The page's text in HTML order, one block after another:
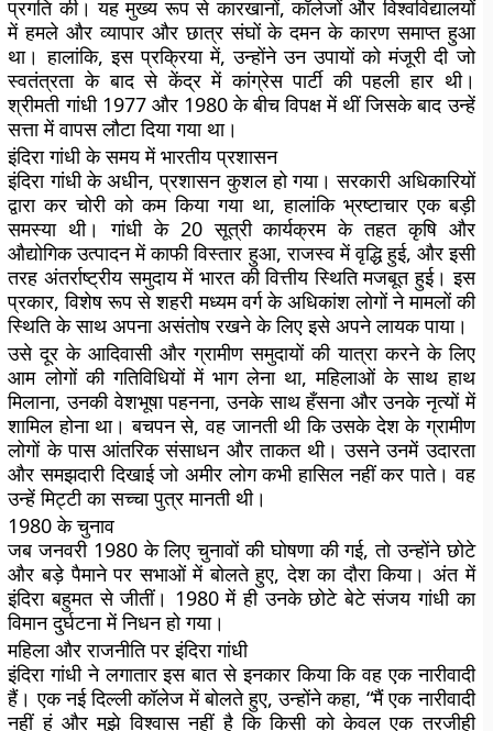
प्रगति की। यह मुख्य रूप से कारखानों, कॉलेजों और विश्वविद्यालयों
में हमले और व्यापार और छात्र संघों के दमन के कारण समाप्त हुआ
था। हालांकि, इस प्रक्रिया में, उन्होंने उन उपायों को मंजूरी दी जो
स्वतंत्रता के बाद से केंद्र में कांग्रेस पार्टी की पहली हार थी।
श्रीमती गांधी 1977 और 1980 के बीच विपक्ष में थीं जिसके बाद उन्हें
सत्ता में वापस लौटा दिया गया था।
इंदिरा गांधी के समय में भारतीय प्रशासन
इंदिरा गांधी के अधीन, प्रशासन कुशल हो गया। सरकारी अधिकारियों
द्वारा कर चोरी को कम किया गया था, हालांकि भ्रष्टाचार एक बड़ी
समस्या थी। गांधी के 20 सूत्री कार्यक्रम के तहत कृषि और
औद्योगिक उत्पादन में काफी विस्तार हुआ, राजस्व में वृद्धि हुई, और इसी
तरह अंतर्राष्ट्रीय समुदाय में भारत की वित्तीय स्थिति मजबूत हुई। इस
प्रकार, विशेष रूप से शहरी मध्यम वर्ग के अधिकांश लोगों ने मामलों की
स्थिति के साथ अपना असंतोष रखने के लिए इसे अपने लायक पाया।
उसे दूर के आदिवासी और ग्रामीण समुदायों की यात्रा करने के लिए
आम लोगों की गतिविधियों में भाग लेना था, महिलाओं के साथ हाथ
मिलाना, उनकी वेशभूषा पहनना, उनके साथ हँसना और उनके नृत्यों में
शामिल होना था। बचपन से, वह जानती थी कि उसके देश के ग्रामीण
लोगों के पास आंतरिक संसाधन और ताकत थी। उसने उनमें उदारता
और समझदारी दिखाई जो अमीर लोग कभी हासिल नहीं कर पाते। वह
उन्हें मिट्टी का सच्चा पुत्र मानती थी।
1980 के चुनाव
जब जनवरी 1980 के लिए चुनावों की घोषणा की गई, तो उन्होंने छोटे
और बड़े पैमाने पर सभाओं में बोलते हुए, देश का दौरा किया। अंत में
इंदिरा बहुमत से जीतीं। 1980 में ही उनके छोटे बेटे संजय गांधी का
विमान दुर्घटना में निधन हो गया।
महिला और राजनीति पर इंदिरा गांधी
इंदिरा गांधी ने लगातार इस बात से इनकार किया कि वह एक नारीवादी
हैं। एक नई दिल्ली कॉलेज में बोलते हुए, उन्होंने कहा, “मैं एक नारीवादी
नहीं हूं और मुझे विश्वास नहीं है कि किसी को केवल एक तरजीही